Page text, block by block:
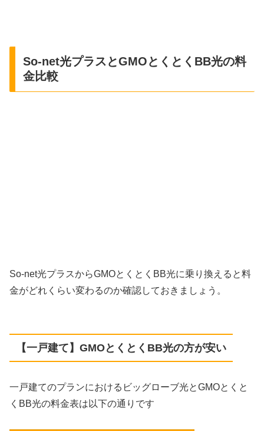
So-net光プラスとGMOとくとくBB光の料
金比較
So-net光プラスからGMOとくとくBB光に乗り換えると料
金がどれくらい変わるのか確認しておきましょう。
【一戸建て】GMOとくとくBB光の方が安い
一戸建てのプランにおけるビッグローブ光とGMOとくと
くBB光の料金表は以下の通りです